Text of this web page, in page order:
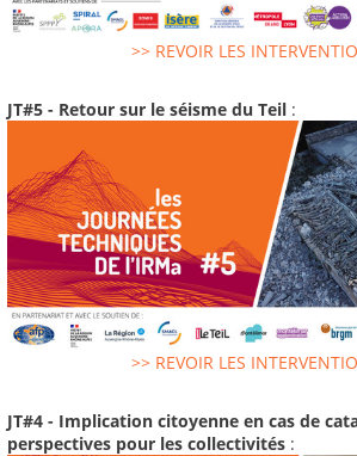
>> REVOIR LES
JT#5 - Retour sur le séisme du Teil :
>> REVOIR LES
JT#4 - Implication citoyenne en cas de
perspectives pour les collectivités :